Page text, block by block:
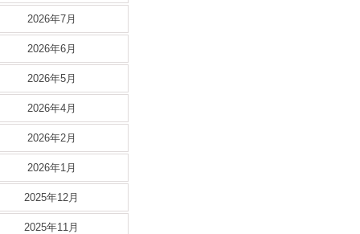
2026年7月
2026年6月
2026年5月
2026年4月
2026年2月
2026年1月
2025年12月
2025年11月